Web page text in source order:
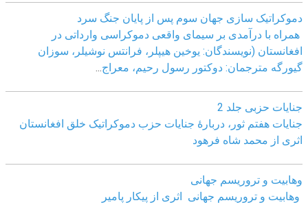
دموکراتیک سازی جهان سوم پس از پایان جنگ سرد
همراه با درآمدی بر سیمای واقعی دموکراسی وارداتی در
افغانستان (نویسندگان: یوخین هیپلر، فرانتس نوشیلر، سوزان
گیورگه مترجمان: دوکتور رسول رحیم، معراج
جنایات حزبی جلد 2
جنایات هفتم ثور، دربارۀ جنایات حزب دموکراتیک خلق افغانستان
اثری از محمد شاه فرهود
وهابیت و تروریسم جهانی
وهابیت و تروریسم جهانی اثری از پیکار پامیر